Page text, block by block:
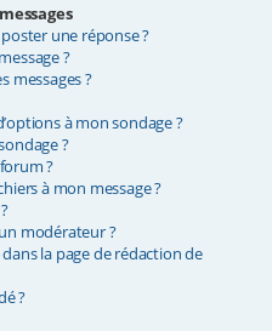
une réponse ?
?
messages ?
à mon sondage ?
?
?
à mon message ?
modérateur ?
la page de rédaction de
?